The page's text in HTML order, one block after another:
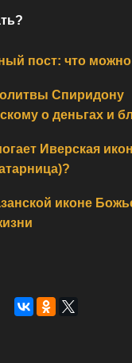
пост: что можно
Спиридону
о деньгах и
Иверская
иконе